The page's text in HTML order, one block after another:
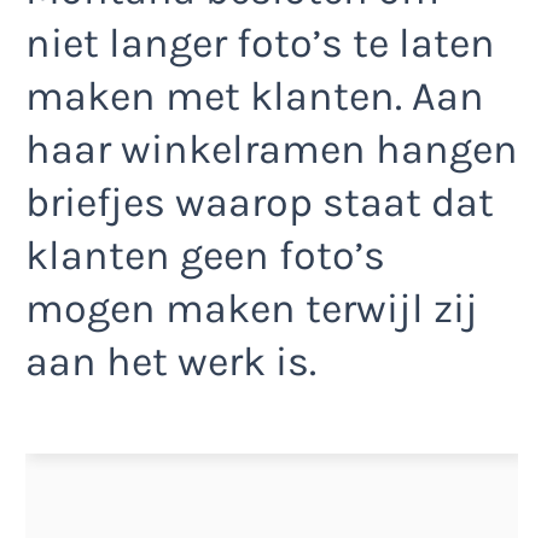
niet langer foto’s te laten
maken met klanten. Aan
haar winkelramen hangen
briefjes waarop staat dat
klanten geen foto’s
mogen maken terwijl zij
aan het werk is.